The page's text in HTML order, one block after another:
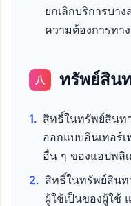
ยกเลิกบริการบา
ความต้องการทา
八 ทรัพย์สิน
1. สิทธิ์ในทรัพย์สินท
ออกแบบอินเทอร์
อื่น ๆ ของแอปพลิ
2. สิทธิ์ในทรัพย์สิน
ผู้ใช้เป็นของผู้ใช้